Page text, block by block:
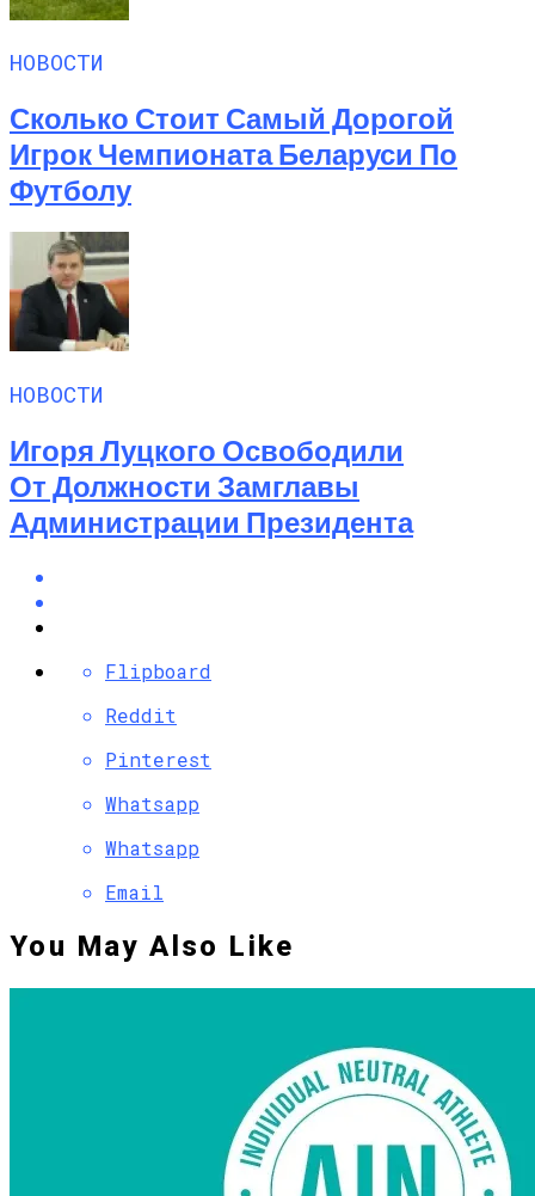
НОВОСТИ
Сколько Стоит Самый Дорогой
Игрок Чемпионата Беларуси По
Футболу
НОВОСТИ
Игоря Луцкого Освободили
От Должности Замглавы
Администрации Президента
Flipboard
Reddit
Pinterest
Whatsapp
Whatsapp
Email
You May Also Like